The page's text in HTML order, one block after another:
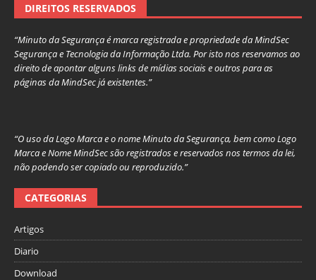
DIREITOS RESERVADOS
“Minuto da Segurança é marca registrada e propriedade da MindSec
Segurança e Tecnologia da Informação Ltda. Por isto nos reservamos ao
direito de apontar alguns links de mídias sociais e outros para as
páginas da MindSec já existentes.”
“O uso da Logo Marca e o nome Minuto da Segurança, bem como Logo
Marca e Nome MindSec são registrados e reservados nos termos da lei,
não podendo ser copiado ou reproduzido.”
CATEGORIAS
Artigos
Diario
Download